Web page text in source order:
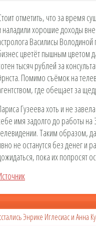
отметить, что за время
наладили хорошие доходы
Василисы
цветёт пышным цветом
тысяч рублей за
Помимо съёмок на
где обещает за
Гузеева хоть и не
имя задолго до работы на
Таким образом,
не останутся без денег и
пока их попросят
Энрике Иглесиас и Анна